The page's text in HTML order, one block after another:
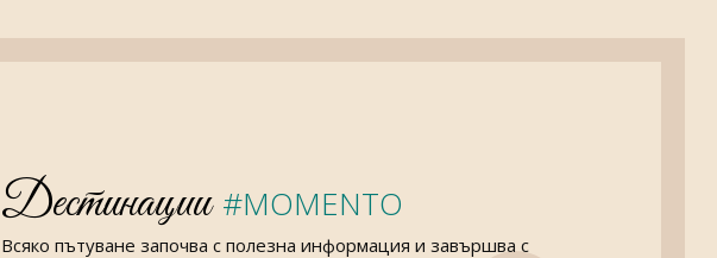
Дестинации #MOMENTO
Всяко пътуване започва с полезна информация и завършва с